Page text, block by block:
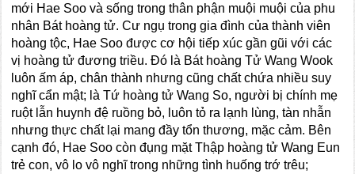
mới Hae Soo và sống trong thân phận muội muội của phu
nhân Bát hoàng tử. Cư ngụ trong gia đình của thành viên
hoàng tộc, Hae Soo được cơ hội tiếp xúc gần gũi với các
vị hoàng tử đương triều. Đó là Bát hoàng Tử Wang Wook
luôn ấm áp, chân thành nhưng cũng chất chứa nhiều suy
nghĩ cẩn mật; là Tứ hoàng tử Wang So, người bị chính mẹ
ruột lẫn huynh đệ ruồng bỏ, luôn tỏ ra lạnh lùng, tàn nhẫn
nhưng thực chất lại mang đầy tổn thương, mặc cảm. Bên
cạnh đó, Hae Soo còn đụng mặt Thập hoàng tử Wang Eun
trẻ con, vô lo vô nghĩ trong những tình huống trớ trêu;